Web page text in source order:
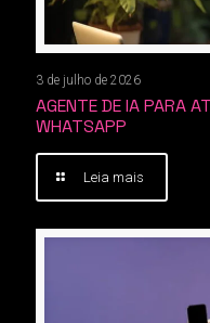
3 de julho de 2026
AGENTE DE IA PARA
WHATSAPP
Leia mais